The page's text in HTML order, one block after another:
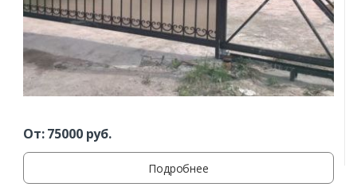
От:75000руб.
Подробнее